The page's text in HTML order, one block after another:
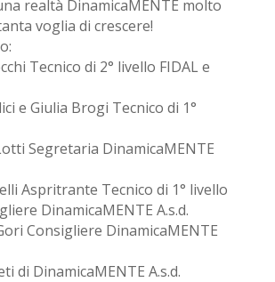
realtà DinamicaMENTE molto
voglia di crescere!
Tecnico di 2° livello FIDAL e
e Giulia Brogi Tecnico di 1°
Segretaria DinamicaMENTE
Aspritrante Tecnico di 1° livello
DinamicaMENTE A.s.d.
Consigliere DinamicaMENTE
di DinamicaMENTE A.s.d.